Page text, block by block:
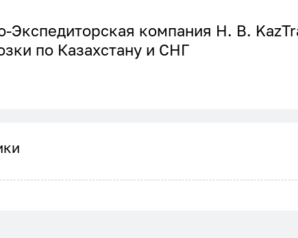
Экспедиторская компания H. B.
по Казахстану и СНГ